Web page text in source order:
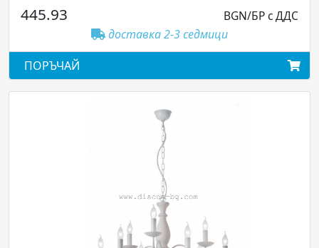
445.93
BGN/БР с ДДС
доставка 2-3 седмици
ПОРЪЧАЙ